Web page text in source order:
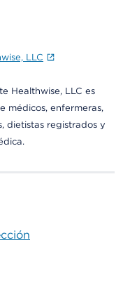
LLC
Healthwise, LLC es
médicos, enfermeras,
dietistas registrados y